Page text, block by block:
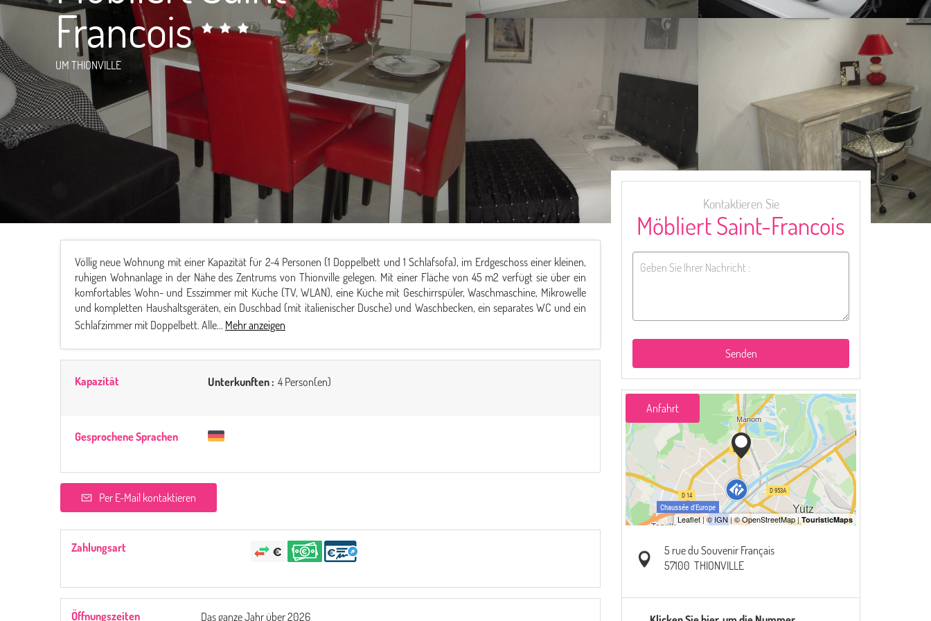
Francois
UM THIONVILLE
Völlig neue Wohnung mit einer Kapazität für 2-4 Personen (1 Doppelbett und 1 Schlafsofa), im Erdgeschoss einer kleinen,
ruhigen Wohnanlage in der Nähe des Zentrums von Thionville gelegen. Mit einer Fläche von 45 m2 verfügt sie über ein
komfortables Wohn- und Esszimmer mit Küche (TV, WLAN), eine Küche mit Geschirrspüler, Waschmaschine, Mikrowelle
und kompletten Haushaltsgeräten, ein Duschbad (mit italienischer Dusche) und Waschbecken, ein separates WC und ein
Schlafzimmer mit Doppelbett. Alle... Mehr anzeigen
Kapazität Unterkunften : 4 Person(en)
Gesprochene Sprachen
Per E-Mail kontaktieren
Zahlungsart
Öffnungszeiten Das ganze Jahr über 2026
Kontaktieren Sie
Möbliert Saint-Francois
Senden
Anfahrt
5 rue du Souvenir Français
57100 THIONVILLE